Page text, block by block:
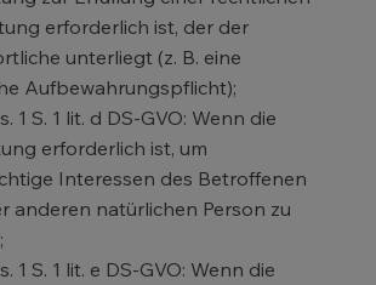
erforderlich ist, der der
unterliegt (z. B. eine
Aufbewahrungspflicht);
1 S. 1 lit. d DS-GVO: Wenn die
erforderlich ist, um
Interessen des Betroffenen
anderen natürlichen Person zu
1 S. 1 lit. e DS-GVO: Wenn die